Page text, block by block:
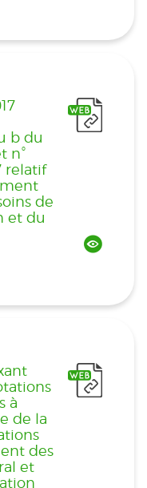
b du
n°
relatif
de
et du
à
de la
des
et